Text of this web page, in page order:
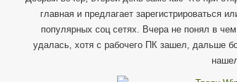
главная и предлагает зарегистрироваться
популярных соц сетях. Вчера не понял в
удалась, хотя с рабочего ПК зашел, дальше